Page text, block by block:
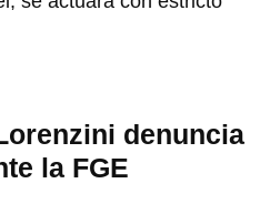
denuncia
la FGE